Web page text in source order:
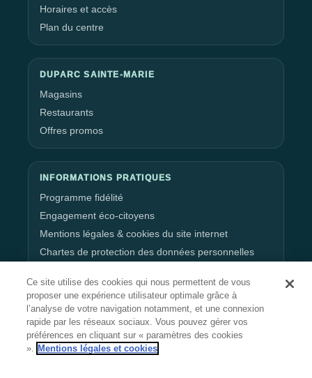
Horaires et accès
Plan du centre
DUPARC SAINTE-MARIE
Magasins
Restaurants
Offres promos
INFORMATIONS PRATIQUES
Programme fidélité
Engagement éco-citoyens
Mentions légales & cookies du site internet
Chartes de protection des données personnelles
RESTEZ CONNECTÉ
Ce site utilise des cookies qui nous permettent de vous
proposer une expérience utilisateur optimale grâce à
l’analyse de votre navigation notamment, et une connexion
rapide par les réseaux sociaux. Vous pouvez gérer vos
préférences en cliquant sur « paramètres des cookies
». Mentions légales et cookies